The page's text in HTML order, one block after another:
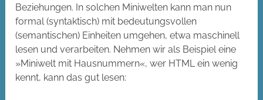
Beziehungen. In solchen Miniwelten kann man nun
formal (syntaktisch) mit bedeutungsvollen
(semantischen) Einheiten umgehen, etwa maschinell
lesen und verarbeiten. Nehmen wir als Beispiel eine
»Miniwelt mit Hausnummern«, wer HTML ein wenig
kennt, kann das gut lesen: